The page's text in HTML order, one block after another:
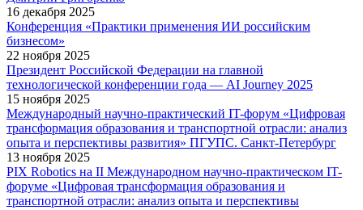
16 декабря 2025
Конференция «Практики применения ИИ российским
бизнесом»
22 ноября 2025
Президент Российской Федерации на главной
технологической конференции года — AI Journey 2025
15 ноября 2025
Международный научно-практический IT-форум «Цифровая
трансформация образования и транспортной отрасли: анализ
опыта и перспективы развития» ПГУПС. Санкт-Петербург
13 ноября 2025
PIX Robotics на II Международном научно-практическом IT-
форуме «Цифровая трансформация образования и
транспортной отрасли: анализ опыта и перспективы